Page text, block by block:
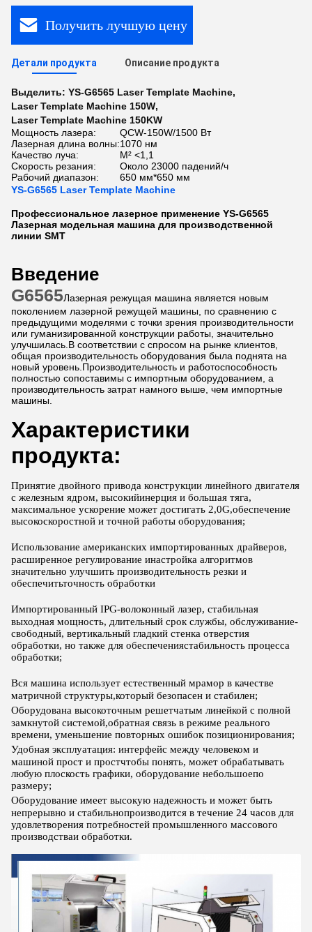
Получить лучшую цену
Детали продукта Описание продукта
Выделить: YS-G6565 Laser Template Machine,
Laser Template Machine 150W,
Laser Template Machine 150KW
Мощность лазера:
QCW-150W/1500 Вт
Лазерная длина волны:1070 нм
Качество луча:
М² <1,1
Скорость резания:
Около 23000 падений/ч
Рабочий диапазон:
650 мм*650 мм
YS-G6565 Laser Template Machine
Профессиональное лазерное применение YS-G6565
Лазерная модельная машина для производственной
линии SMT
Введение
G6565Лазерная режущая машина является новым
поколением лазерной режущей машины, по сравнению с
предыдущими моделями с точки зрения производительности
или гуманизированной конструкции работы, значительно
улучшилась.В соответствии с спросом на рынке клиентов,
общая производительность оборудования была поднята на
новый уровень.Производительность и работоспособность
полностью сопоставимы с импортным оборудованием, а
производительность затрат намного выше, чем импортные
машины.
Характеристики
продукта:
Принятие двойного привода конструкции линейного двигателя
с железным ядром, высокийинерция и большая тяга,
максимальное ускорение может достигать 2,0G,обеспечение
высокоскоростной и точной работы оборудования;
Использование американских импортированных драйверов,
расширенное регулирование инастройка алгоритмов
значительно улучшить производительность резки и
обеспечитьточность обработки
Импортированный IPG-волоконный лазер, стабильная
выходная мощность, длительный срок службы, обслуживание-
свободный, вертикальный гладкий стенка отверстия
обработки, но также для обеспечениястабильность процесса
обработки;
Вся машина использует естественный мрамор в качестве
матричной структуры,который безопасен и стабилен;
Оборудована высокоточным решетчатым линейкой с полной
замкнутой системой,обратная связь в режиме реального
времени, уменьшение повторных ошибок позиционирования;
Удобная эксплуатация: интерфейс между человеком и
машиной прост и простчтобы понять, может обрабатывать
любую плоскость графики, оборудование небольшоепо
размеру;
Оборудование имеет высокую надежность и может быть
непрерывно и стабильнопроизводится в течение 24 часов для
удовлетворения потребностей промышленного массового
производстваи обработки.